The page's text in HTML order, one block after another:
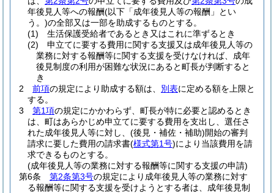
年後見人等への報酬(以下「成年後見人等の報酬」とい
う。)の全部又は一部を助成するものとする。
(1)
生活保護受給者であるとき又はこれに準ずるとき
(2)
申立てに要する費用に関する支援又は成年後見人等の
業務に対する報酬等に関する支援を受けなければ、成年
後見制度の利用が困難な状況にあると町長が判断すると
き
2
前項の規定により助成する額は、 別表に定める額を上限と
する。
3
第1項の規定にかかわらず、町長が特に必要と認めるとき
は、町はあらかじめ申立てに要する費用を支出し、選任さ
れた成年後見人等に対し、 (後見・補佐・補助)開始の審判
請求に要した費用の請求書(様式第1号)により当該費用を請
求できるものとする。
(成年後見人等の業務に対する報酬等に関する支援の申請)
第6条
第2条第3号の規定により成年後見人等の業務に対す
る報酬等に関する支援を受けようとする者は、成年後見制